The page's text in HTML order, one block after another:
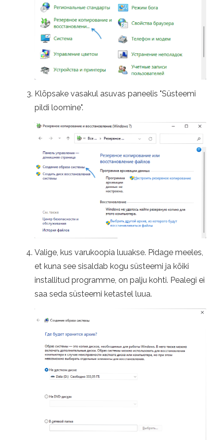
Klõpsake vasakul asuvas paneelis "Süsteemi
pildi loomine".
Valige, kus varukoopia luuakse. Pidage meeles,
et kuna see sisaldab kogu süsteemi ja kõiki
installitud programme, on palju kohti. Pealegi ei
saa seda süsteemi ketastel luua.